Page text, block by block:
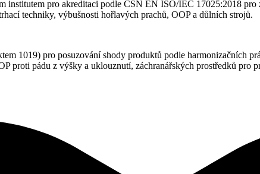
institutem pro akreditaci podle ČSN EN ISO/IEC 17025:2018
techniky, výbušnosti hořlavých prachů, OOP a důlních strojů.
1019) pro posuzování shody produktů podle harmonizačních
proti pádu z výšky a uklouznutí, záchranářských prostředků pro